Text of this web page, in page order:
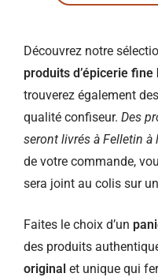
Découvrez notre
produits d’épicerie
trouverez également
qualité confiseur. Des
seront livrés à Felletin à
de votre commande,
sera joint au colis sur
Faites le choix d’un
des produits
original et unique qui